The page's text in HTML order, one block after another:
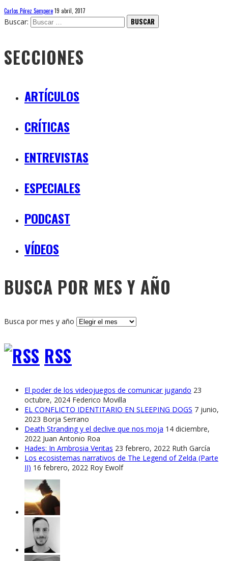
Carlos Pérez Sempere19 abril, 2017
Buscar:
SECCIONES
ARTÍCULOS
CRÍTICAS
ENTREVISTAS
ESPECIALES
PODCAST
VÍDEOS
BUSCA POR MES Y AÑO
Busca por mes y año
RSS
El poder de los videojuegos de comunicar jugando 23
octubre, 2024 Federico Movilla
EL CONFLICTO IDENTITARIO EN SLEEPING DOGS 7 junio,
2023 Borja Serrano
Death Stranding y el declive que nos moja 14 diciembre,
2022 Juan Antonio Roa
Hades: In Ambrosia Veritas 23 febrero, 2022 Ruth García
Los ecosistemas narrativos de The Legend of Zelda (Parte
II) 16 febrero, 2022 Roy Ewolf